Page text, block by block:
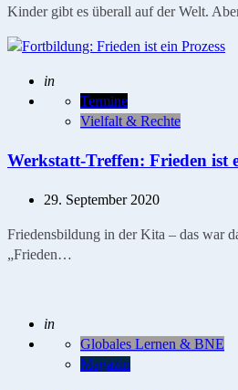
Kinder gibt es überall auf der Welt.
Geschrieben
in
Termine
Vielfalt & Rechte
Werkstatt-Treffen: Frieden ist
29. September 2020
Friedensbildung in der Kita – das war
„Frieden…
Geschrieben
in
Globales Lernen & BNE
Magazin